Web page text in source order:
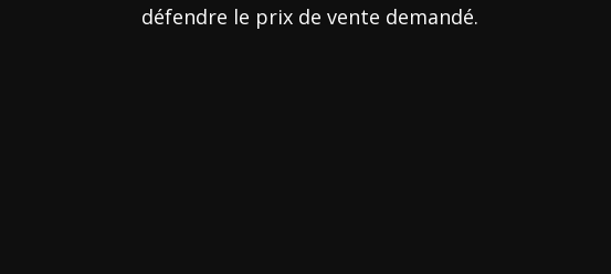
défendre le prix de vente demandé.